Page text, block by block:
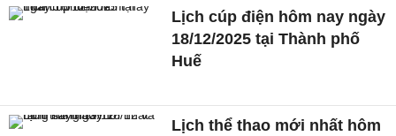
Lịch cúp điện hôm nay ngày
18/12/2025 tại Thành phố
Huế
Lịch thể thao mới nhất hôm